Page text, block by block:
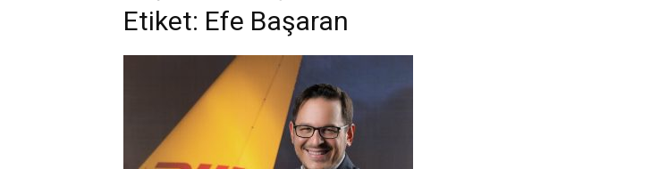
Etiket: Efe Başaran